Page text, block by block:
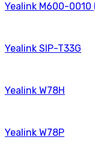
Yealink M600-
Yealink SIP-T33G
Yealink W78H
Yealink W78P